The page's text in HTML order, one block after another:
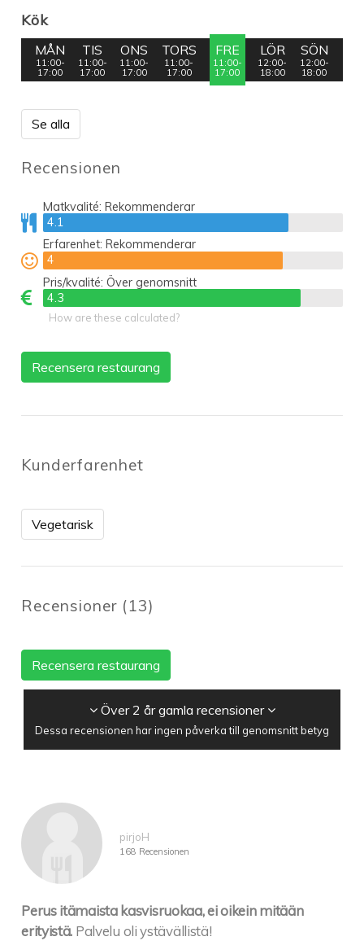
Kök
MÅN
11:00-
17:00
TIS
11:00-
17:00
ONS
11:00-
17:00
TORS
11:00-
17:00
FRE
11:00-
17:00
LÖR
12:00-
18:00
SÖN
12:00-
18:00
Se alla
Recensionen
Matkvalité:Rekommenderar
4.1
4.1
Erfarenhet: Rekommenderar
4
4
Pris/kvalité:Över genomsnitt
4.3
4.3
How are these calculated?
Recensera restaurang
Kunderfarenhet
Vegetarisk
Recensioner (13)
Recensera restaurang
Över 2 år gamla recensioner
Dessa recensionen har ingen påverka till genomsnitt betyg
pirjoH
168 Recensionen
Perus itämaista kasvisruokaa, ei oikein mitään
erityistä. Palvelu oli ystävällistä!